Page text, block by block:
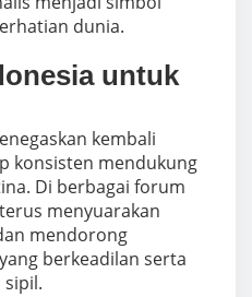
dunia.
untuk
kembali
konsisten mendukung
Di berbagai forum
menyuarakan
mendorong
berkeadilan serta